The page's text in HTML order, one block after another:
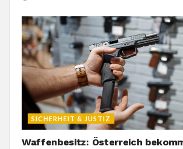
SICHERHEIT & JUSTIZ
Waffenbesitz: Österreich